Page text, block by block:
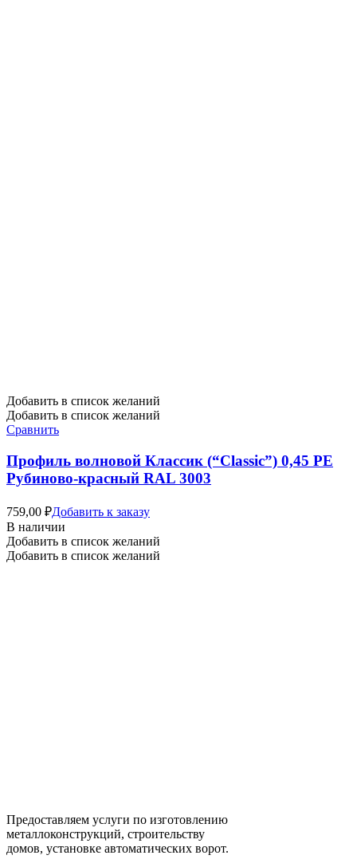
Добавить в список желаний
Добавить в список желаний
Сравнить
Профиль волновой Классик (“Classic”) 0,45 PE
Рубиново-красный RAL 3003
759,00 ₽Добавить к заказу
В наличии
Добавить в список желаний
Добавить в список желаний
Предоставляем услуги по изготовлению
металлоконструкций, строительству
домов, установке автоматических ворот.